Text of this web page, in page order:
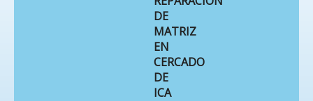
DE
MATRIZ
EN
CERCADO
DE
ICA